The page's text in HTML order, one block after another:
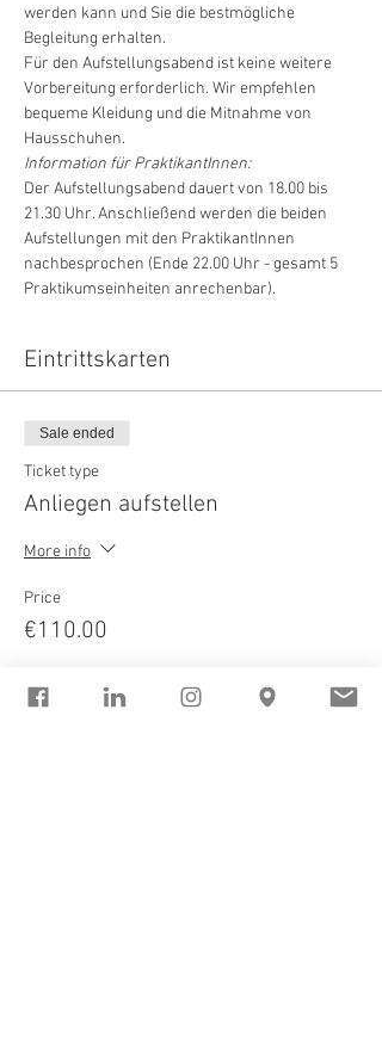
werden kann und Sie die bestmögliche
Begleitung erhalten.
Für den Aufstellungsabend ist keine weitere
Vorbereitung erforderlich. Wir empfehlen
bequeme Kleidung und die Mitnahme von
Hausschuhen.
Information für PraktikantInnen:
Der Aufstellungsabend dauert von 18.00 bis
21.30 Uhr. Anschließend werden die beiden
Aufstellungen mit den PraktikantInnen
nachbesprochen (Ende 22.00 Uhr - gesamt 5
Praktikumseinheiten anrechenbar).
Eintrittskarten
Sale ended
Ticket type
Anliegen aufstellen
More info
Price
€110.00